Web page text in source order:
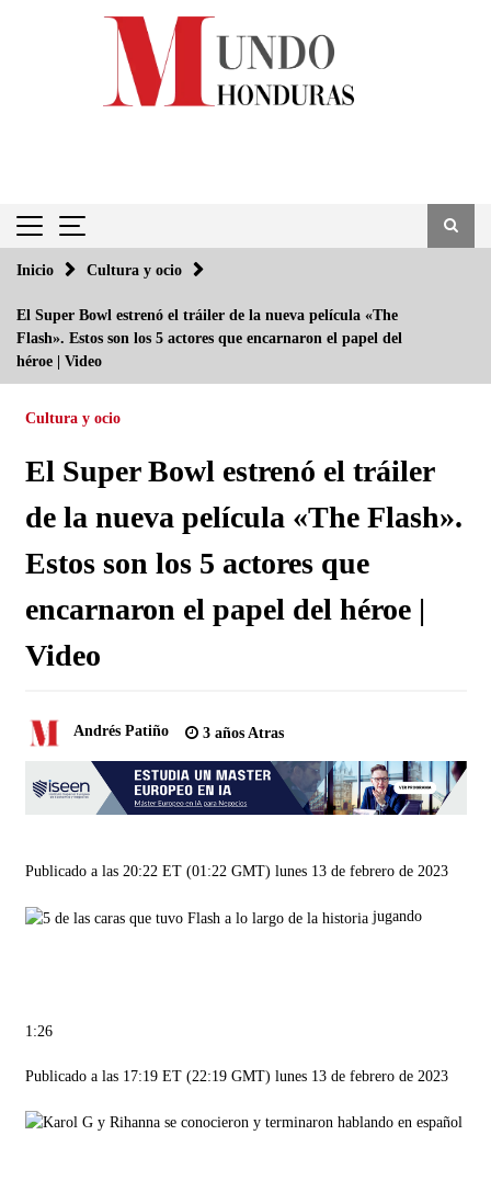
Inicio Cultura y ocio
El Super Bowl estrenó el tráiler de la nueva película «The
Flash». Estos son los 5 actores que encarnaron el papel del
héroe | Video
Cultura y ocio
El Super Bowl estrenó el tráiler
de la nueva película «The Flash».
Estos son los 5 actores que
encarnaron el papel del héroe |
Video
Andrés Patiño 3 años Atras
Publicado a las 20:22 ET (01:22 GMT) lunes 13 de febrero de 2023
jugando
1:26
Publicado a las 17:19 ET (22:19 GMT) lunes 13 de febrero de 2023